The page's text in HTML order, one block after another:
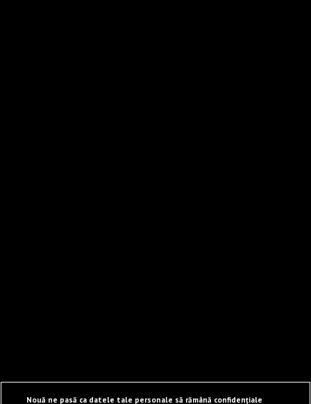
Nouă ne pasă ca datele tale personale să rămână confidențiale